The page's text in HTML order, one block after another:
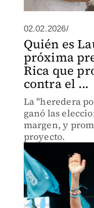
02.02.2026/
Quién es
próxima
Rica que
contra el ...
La "heredera
ganó las
margen, y
proyecto.